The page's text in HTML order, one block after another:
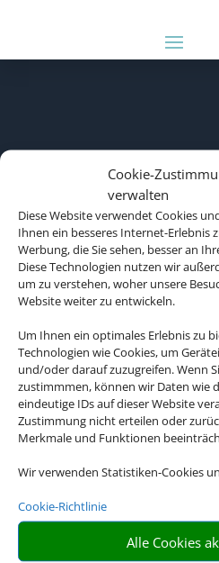
Cookie-
verwalten
Diese Website verwendet Cookies
Ihnen ein besseres Internet-Erlebnis
Werbung, die Sie sehen, besser an
Diese Technologien nutzen wir
um zu verstehen, woher unsere
Website weiter zu entwickeln.
Um Ihnen ein optimales Erlebnis zu
Technologien wie Cookies, um
und/oder darauf zuzugreifen. Wenn
zustimmmen, können wir Daten wie
eindeutige IDs auf dieser Website
Zustimmung nicht erteilen oder
Merkmale und Funktionen
Wir verwenden Statistiken-Cookies
Cookie-Richtlinie
Alle Cookies
Rechtliche
Impressum|
|